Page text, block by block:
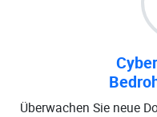
Überwachen Sie neue